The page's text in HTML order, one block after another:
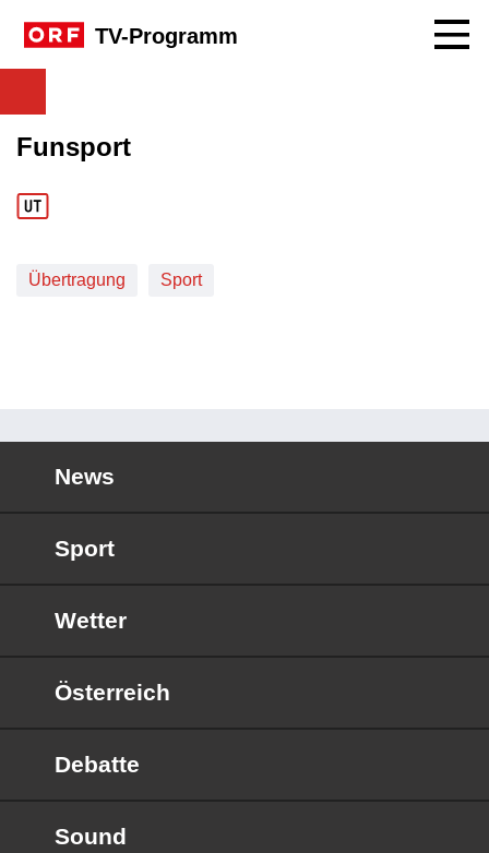
TV-Programm
Funsport
Übertragung Sport
News
Sport
Wetter
Österreich
Debatte
Sound